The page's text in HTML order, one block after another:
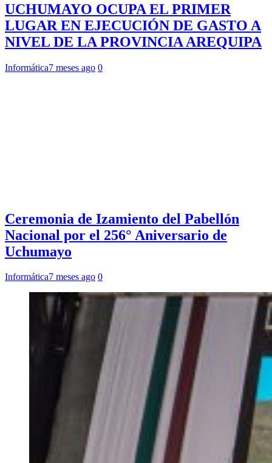
UCHUMAYO OCUPA EL PRIMER
LUGAR EN EJECUCIÓN DE GASTO A
NIVEL DE LA PROVINCIA AREQUIPA
Informática7 meses ago 0
Ceremonia de Izamiento del Pabellón
Nacional por el 256° Aniversario de
Uchumayo
Informática7 meses ago 0